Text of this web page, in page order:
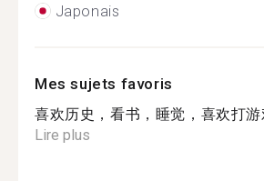
Japonais
Mes sujets favoris
喜欢历史，看书，睡觉，喜欢打游
Lire plus